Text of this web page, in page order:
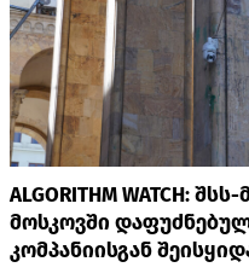
ALGORITHM WATCH:
მოსკოვში
კომპანიისგან